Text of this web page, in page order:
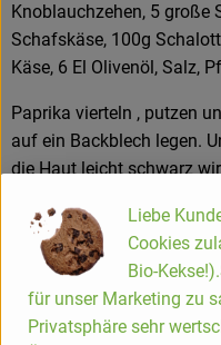
Knoblauchzehen, 5 große
Schafskäse, 100g
Käse, 6 El Olivenöl, Salz,
Paprika vierteln , putzen
auf ein Backblech legen.
die Haut leicht schwarz
Stücke schneiden.
Paprika schneiden.
Fenchel, Öl beiseite
Walnüsse und
goldbraun rösten und
Liebe
Cookies
Bio-
für unser Marketing zu
Privatsphäre sehr